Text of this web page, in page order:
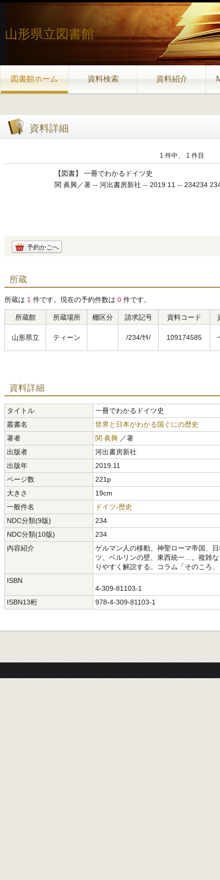
山形県立図書館
図書館ホーム 資料検索 資料紹介
資料詳細
1 件中、 1 件目
【図書】 一冊でわかるドイツ史
関 眞興／著 -- 河出書房新社 -- 2019.11 -- 234234
予約かごへ
所蔵
所蔵は 1 件です。現在の予約件数は 0 件です。
所蔵館 所蔵場所 棚区分 請求記号 資料コード
山形県立 ティーン /234/ｾｷ/ 109174585
資料詳細
タイトル
一冊でわかるドイツ史
叢書名
世界と日本がわかる国ぐにの歴史
著者
関 眞興 ／著
出版者
河出書房新社
出版年
2019.11
ページ数
221p
大きさ
19cm
一般件名
ドイツ-歴史
NDC分類(9版)
234
NDC分類(10版)
234
内容紹介
ゲルマン人の移動、神聖ローマ帝国、
ツ、ベルリンの壁、東西統一…。複雑
りやすく解説する。コラム「そのころ
ISBN
4-309-81103-1
ISBN13桁
978-4-309-81103-1